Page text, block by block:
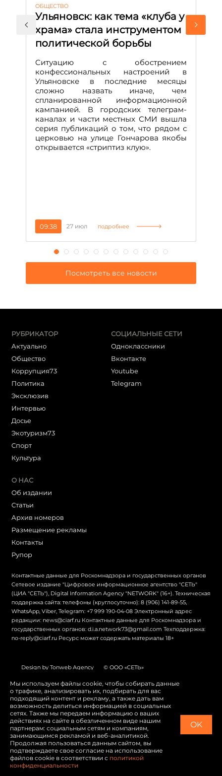
ОБЩЕСТВО
Ульяновск: как тема «клуба у
храма» стала инструментом
политической борьбы
Ситуацию с обострением
конфессиональных настроений в
Ульяновске в последние месяцы
сложно назвать иначе, чем
спланированной информационной
кампанией. В городских телеграм-
каналах и части местных СМИ вышла
серия публикаций о том, что рядом с
церковью на улице Гончарова якобы
открывается «стриптиз клую».
09:38 27 июл подробнее
Посмотреть все новости
РУБРИКАТОР
Актуально
Общество
Коррупция73
Политика
Эксклюзив
Интервью
Досье
Экотуризм73
Cпорт
Культура
СОЦИАЛЬНЫЕ СЕТИ
Одноклассники
Вконтакте
Youtube
Telegram
О НАС
Об издании
Статьи
Архив номеров
Размещение рекламы
Контакты
Рупор
Контактные данные для Роскомнадзора и государственных органов
Сетевое издание "Цифровое информационное агентство "СЕТЬ"
(ЦИА "СЕТЬ"), Digital Information Agency "NETWORK" (16+). Техническая
поддержка сайта: телефоны (круглосуточно): 8 (906) 141-89-55,
WhatsApp, Viber, Telegram: +7 999 190-04-08 Электронный адрес
редакции: news@ciarf.ru Контактные данные для Роскомнадзора и
государственных органов: d.i.a.network73@gmail.com Техподдержка:
no-reply@ciarf.ru Ресурс может содержать материалы 18+
Design by Tonweb Agency © ООО «СЕТЬ»
Политика конфиденциальности Карта сайта
Switch to English
Мы используем файлы cookie, чтобы собирать данные
о трафике, анализировать их, подбирать для вас
подходящий контент и рекламу, а также дать вам
возможность делиться информацией в социальных
сетях. Также мы передаем информацию о ваших
действиях на сайте в обезличенном виде нашим
партнерам: социальным сетям и компаниям,
занимающимся рекламой и веб-аналитикой.
Продолжая пользоваться данным сайтом, вы
подтверждаете свое согласие на использование
файлов cookie в соответствии с политикой
конфиденциальности
OK